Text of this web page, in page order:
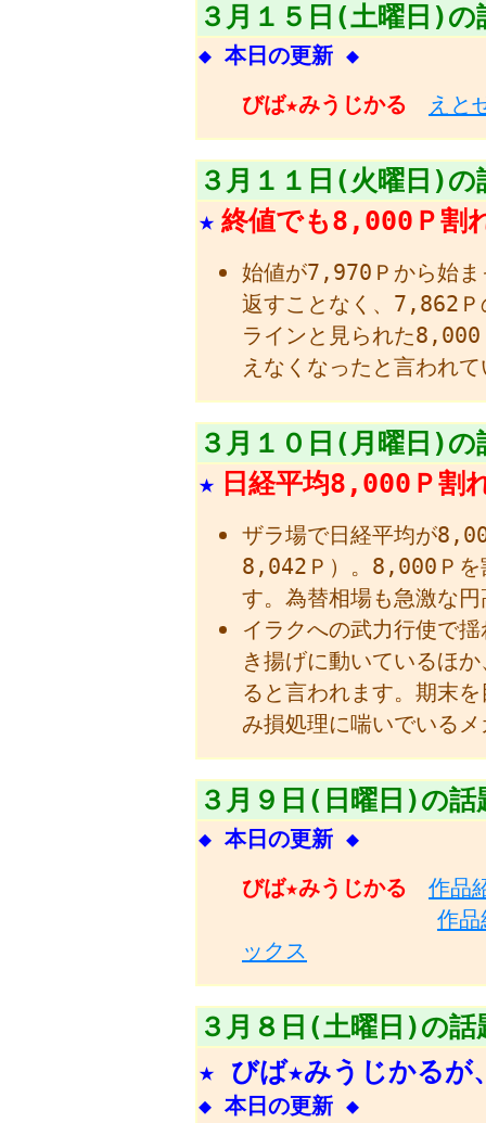
３月１５日(土曜日)の
◆ 本日の更新 ◆
びば★みうじかる
えと
３月１１日(火曜日)の
★ 終値でも8,000Ｐ割
始値が7,970Ｐから始ま
返すことなく、7,862Ｐ
ラインと見られた8,000
えなくなったと言われ
３月１０日(月曜日)の
★ 日経平均8,000Ｐ割
ザラ場で日経平均が
8,042Ｐ）。8,000Ｐを
す。為替相場も急激な
イラクへの武力行使で
き揚げに動いているほ
ると言われます。期末
み損処理に喘いでいる
３月９日(日曜日)の話
◆ 本日の更新 ◆
びば★みうじかる 作品
作
ックス
３月８日(土曜日)の話
★ びば★みうじかるが
◆ 本日の更新 ◆